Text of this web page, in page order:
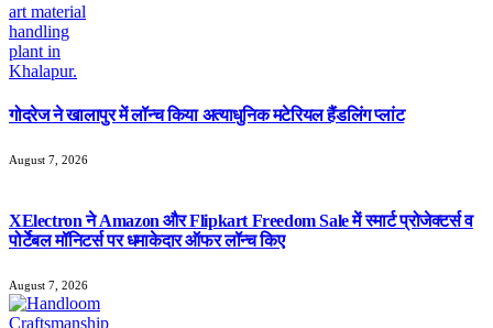
गोदरेज ने खालापुर में लॉन्च किया अत्याधुनिक मटेरियल हैंडलिंग प्लांट
August 7, 2026
XElectron ने Amazon और Flipkart Freedom Sale में स्मार्ट प्रोजेक्टर्स व
पोर्टेबल मॉनिटर्स पर धमाकेदार ऑफर लॉन्च किए
August 7, 2026